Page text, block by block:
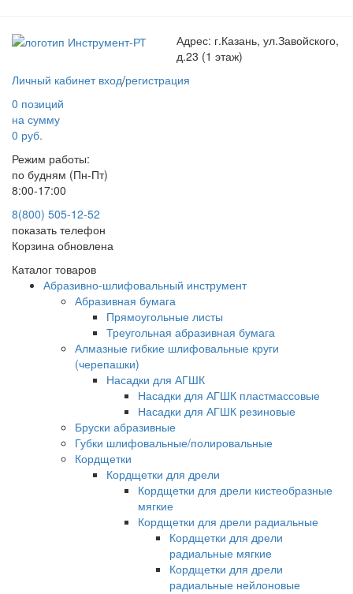
Адрес: г.Казань, ул.Завойского,
д.23 (1 этаж)
Личный кабинет вход/регистрация
0 позиций
на сумму
0 руб.
Режим работы:
по будням (Пн-Пт)
8:00-17:00
8(800) 505-12-52
показать телефон
Корзина обновлена
Каталог товаров
Абразивно-шлифовальный инструмент
Абразивная бумага
Прямоугольные листы
Треугольная абразивная бумага
Алмазные гибкие шлифовальные круги
(черепашки)
Насадки для АГШК
Насадки для АГШК пластмассовые
Насадки для АГШК резиновые
Бруски абразивные
Губки шлифовальные/полировальные
Кордщетки
Кордщетки для дрели
Кордщетки для дрели кистеобразные
мягкие
Кордщетки для дрели радиальные
Кордщетки для дрели
радиальные мягкие
Кордщетки для дрели
радиальные нейлоновые